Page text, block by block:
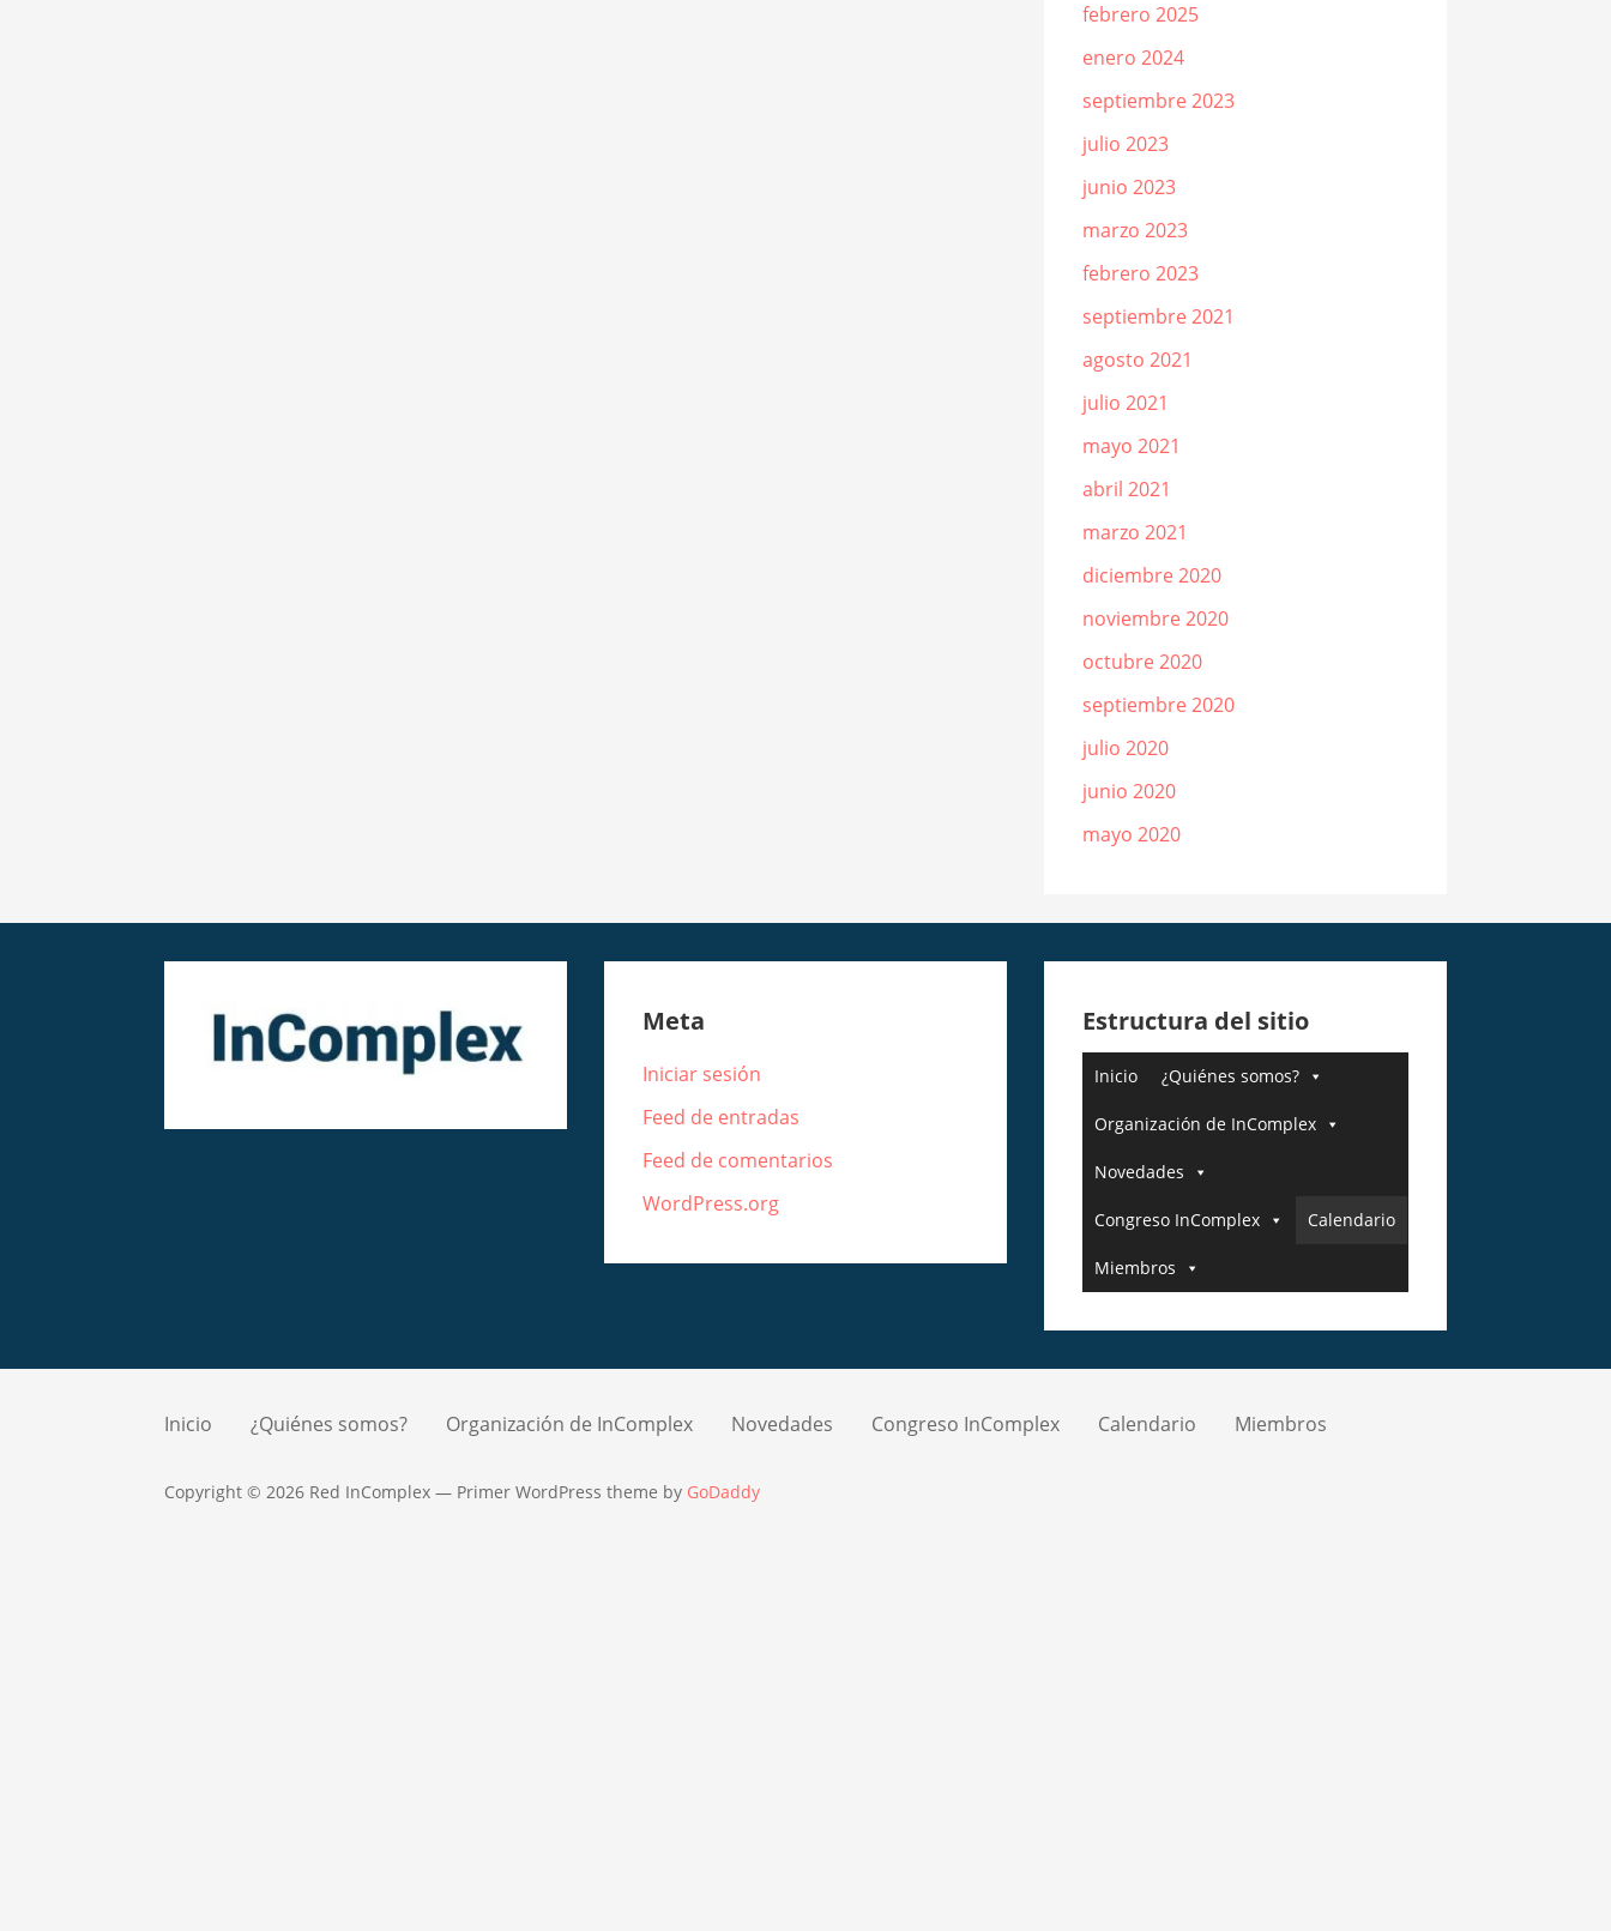
febrero 2025
enero 2024
septiembre 2023
julio 2023
junio 2023
marzo 2023
febrero 2023
septiembre 2021
agosto 2021
julio 2021
mayo 2021
abril 2021
marzo 2021
diciembre 2020
noviembre 2020
octubre 2020
septiembre 2020
julio 2020
junio 2020
mayo 2020
Meta
Iniciar sesión
Feed de entradas
Feed de comentarios
WordPress.org
Estructura del sitio
Inicio ¿Quiénes somos?
Organización de InComplex
Novedades
Congreso InComplex Calendario
Miembros
Inicio ¿Quiénes somos? Organización de InComplex Novedades Congreso InComplex Calendario Miembros
Copyright © 2026 Red InComplex — Primer WordPress theme by GoDaddy